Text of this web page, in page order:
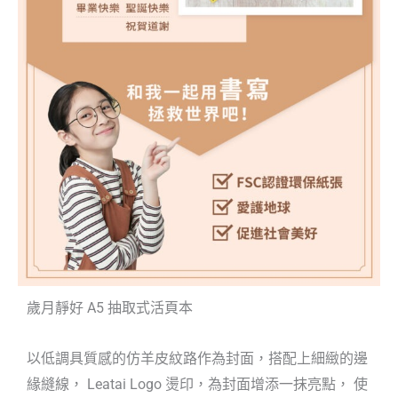
歲月靜好 A5 抽取式活頁本
以低調具質感的仿羊皮紋路作為封面，搭配上細緻的邊
緣縫線， Leatai Logo 燙印，為封面增添一抹亮點， 使